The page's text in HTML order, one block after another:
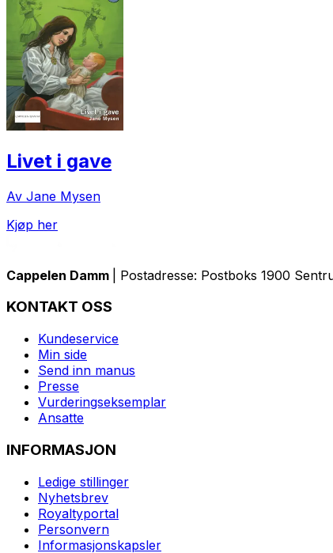
Livet i gave
Av Jane Mysen
Kjøp her
Cappelen Damm | Postadresse: Postboks 1900
KONTAKT OSS
Kundeservice
Min side
Send inn manus
Presse
Vurderingseksemplar
Ansatte
INFORMASJON
Ledige stillinger
Nyhetsbrev
Royaltyportal
Personvern
Informasjonskapsler